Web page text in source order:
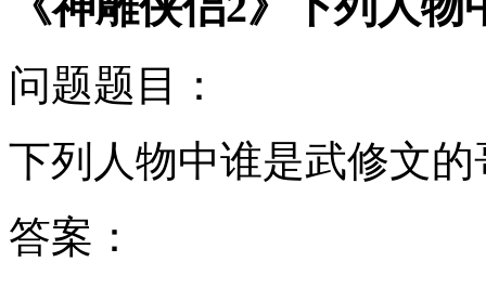
问题题目：
下列人物中谁是武修文的
答案：